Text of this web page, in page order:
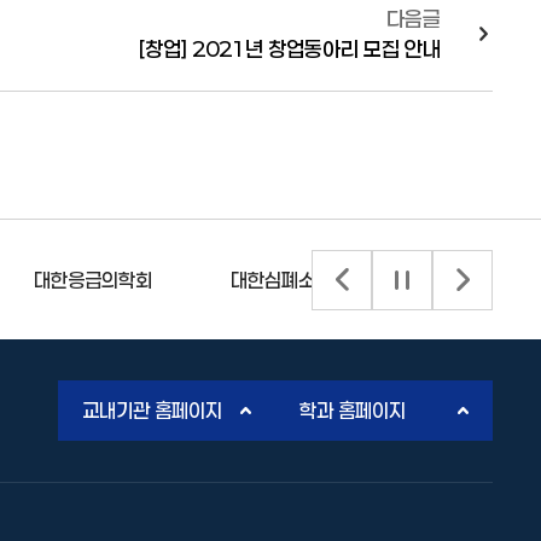
다음글
[창업] 2021년 창업동아리 모집 안내
대한응급의학회 대한심폐소생협회 한국보건의
배너 이전 슬라이드
배너 슬라이드 정
배너 다음
교내기관 홈페이지 학과 홈페이지